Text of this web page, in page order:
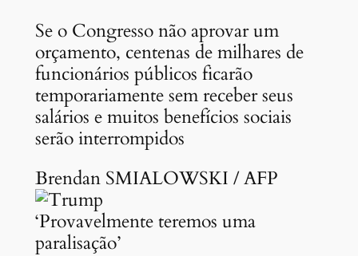
Se o Congresso não aprovar um
orçamento, centenas de milhares de
funcionários públicos ficarão
temporariamente sem receber seus
salários e muitos benefícios sociais
serão interrompidos
Brendan SMIALOWSKI / AFP
‘Provavelmente teremos uma
paralisação’